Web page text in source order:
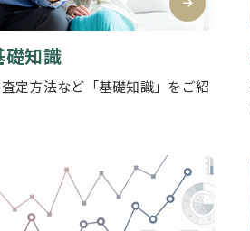
礎知識
定方法など「基礎知識」をご紹